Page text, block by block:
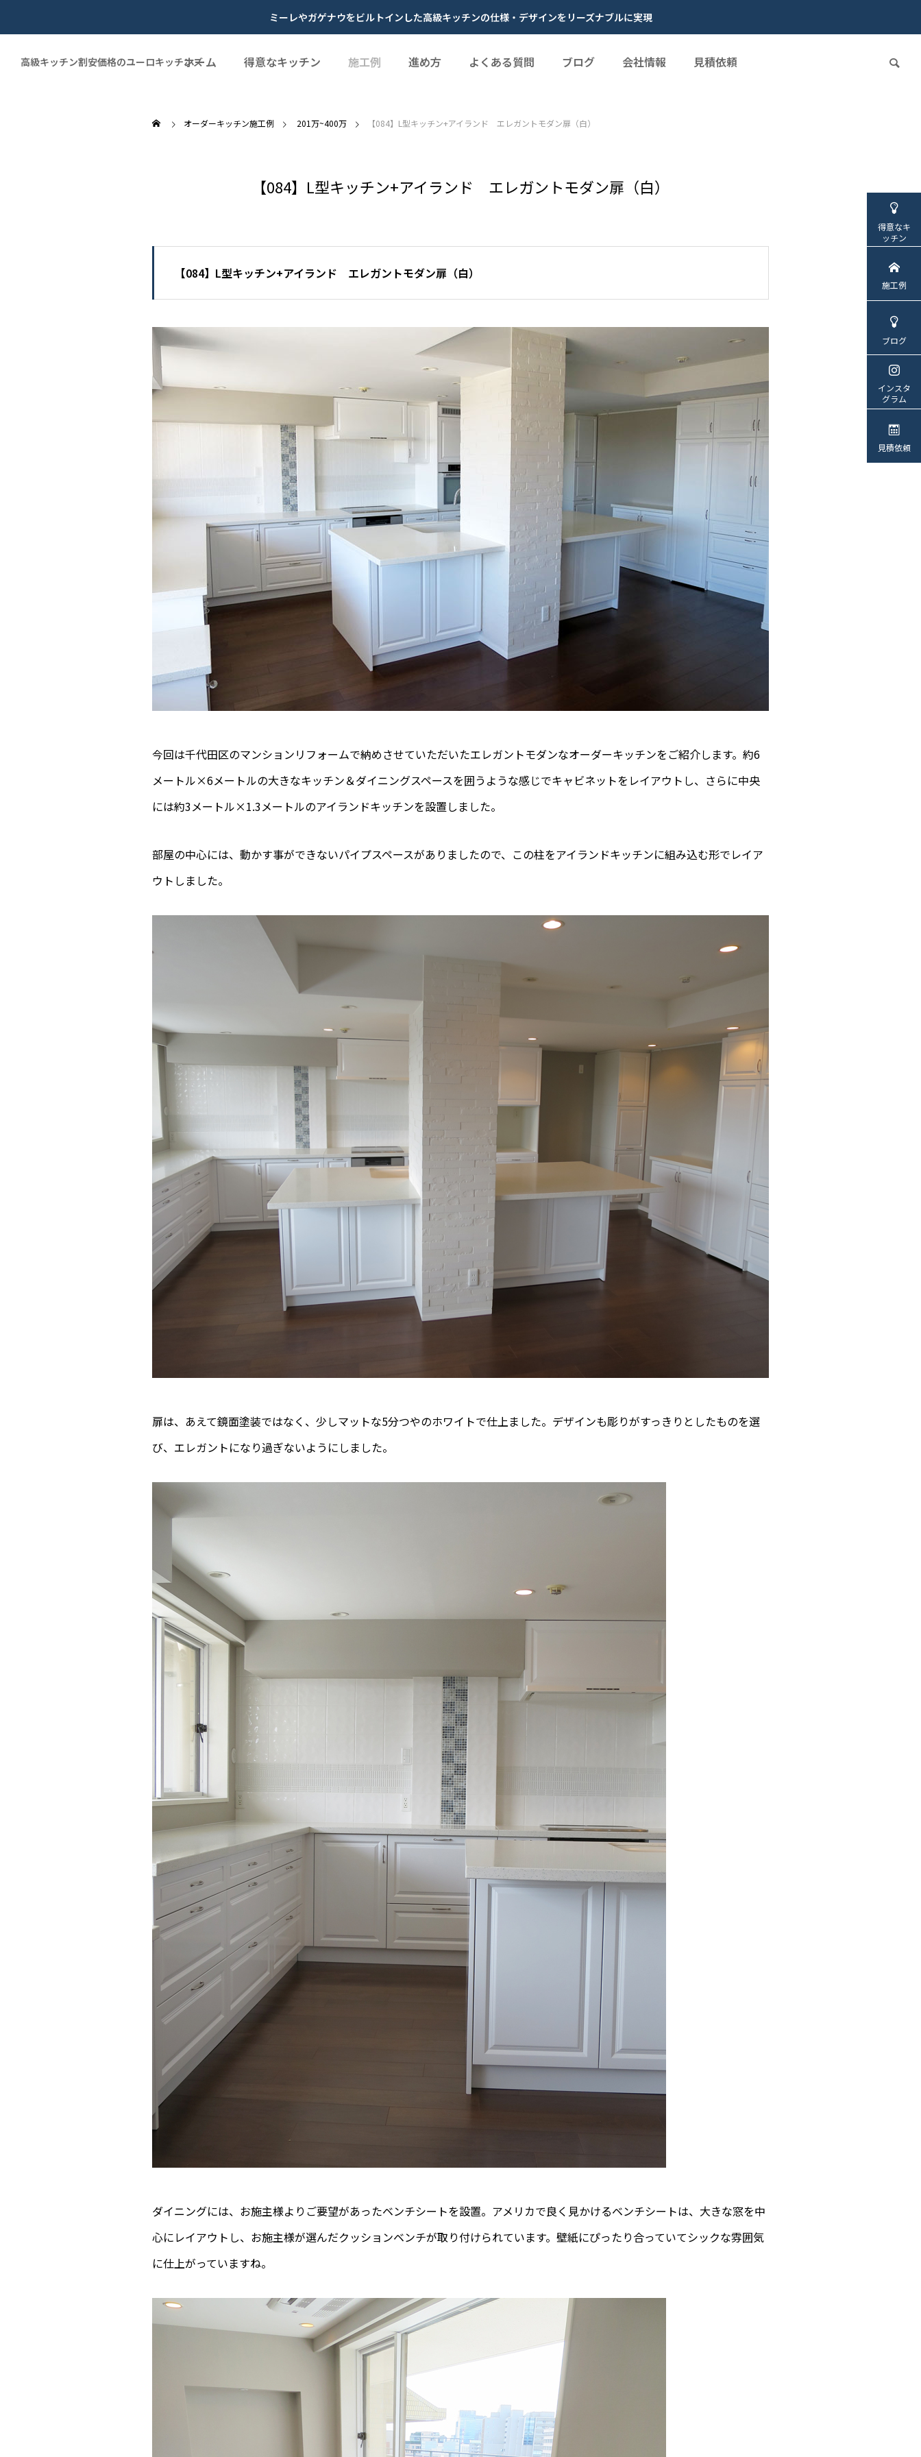
ミーレやガゲナウをビルトインした高級キッチンの仕様・デザインをリーズナブルに実現
高級キッチン割安価格のユーロキッチンズ
ホーム 得意なキッチン 施工例 進め方 よくある質問 ブログ 会社情報 見積依頼
オーダーキッチン施工例 201万~400万 【084】L型キッチン+アイランド エレガントモダン扉（白）
【084】L型キッチン+アイランド エレガントモダン扉（白）
【084】L型キッチン+アイランド エレガントモダン扉（白）
今回は千代田区のマンションリフォームで納めさせていただいたエレガントモダンなオーダーキッチンをご紹介します。約6
メートル×6メートルの大きなキッチン＆ダイニングスペースを囲うような感じでキャビネットをレイアウトし、さらに中央
には約3メートル×1.3メートルのアイランドキッチンを設置しました。
部屋の中心には、動かす事ができないパイプスペースがありましたので、この柱をアイランドキッチンに組み込む形でレイア
ウトしました。
扉は、あえて鏡面塗装ではなく、少しマットな5分つやのホワイトで仕上ました。デザインも彫りがすっきりとしたものを選
び、エレガントになり過ぎないようにしました。
ダイニングには、お施主様よりご要望があったベンチシートを設置。アメリカで良く見かけるベンチシートは、大きな窓を中
心にレイアウトし、お施主様が選んだクッションベンチが取り付けられています。壁紙にぴったり合っていてシックな雰囲気
に仕上がっていますね。
得意なキ
ッチン
施工例
ブログ
インスタ
グラム
見積依頼